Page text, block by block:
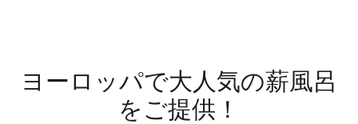
ヨーロッパで大人気の薪風呂
をご提供！